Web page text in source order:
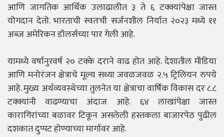
आणि जागतिक आर्थिक उलाढालीत ३ ते ६ टक्क्यांपेक्षा जास्त
योगदान देतो. भारताची स्वतःची सर्जनशील निर्यात २०२३ मध्ये ११
अब्ज अमेरिकन डॉलर्सच्या पार गेली आहे.
यामध्ये वर्षानुरवर्ष २० टक्के दराने वाढ होत आहे. देशातील मीडिया
आणि मनोरंजन क्षेत्राचे मूल्य सध्या जवळजवळ २.५ ट्रिलियन रुपये
आहे. मुख्य अर्थव्यवस्थेच्या तुलनेत या क्षेत्राचा वार्षिक विकास दर ८.८
टक्क्यांनी वाढण्याचा अंदाज आहे. ६४ लाखांपेक्षा जास्त
कारागिरांच्या बळावर टिकून असलेली हस्तकला बाजारपेठ पुढील
दशकात दुप्पट होण्याच्या मार्गावर आहे.